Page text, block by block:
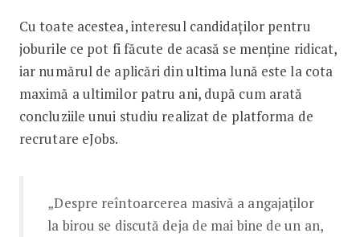
Cu toate acestea, interesul candidaților pentru
joburile ce pot fi făcute de acasă se menține ridicat,
iar numărul de aplicări din ultima lună este la cota
maximă a ultimilor patru ani, după cum arată
concluziile unui studiu realizat de platforma de
recrutare eJobs.
„Despre reîntoarcerea masivă a angajaților
la birou se discută deja de mai bine de un an,